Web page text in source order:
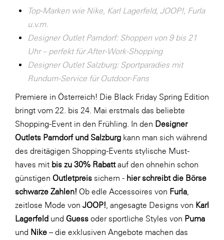
GBV - Verband gemeinnütziger
Bauvereinigungen
Getzner Werkstoffe
Heimat Österreich
ikp
Johnson & Johnson
JELD-WEN DANA
kosaplaner
LAT Nitrogen
Libro
Lidl Österreich
Die Menü-Manufaktur
Top-Marken wie Nike, Karl Lagerfeld, JOOP!, Furla
u.v.m.
Designer Outlet Parndorf: Shoppen von 9 bis 21
Uhr – perfekt für After-Work-Shopping
Designer Outlet Salzburg: Sportparadies mit
Rundum-Service für Outdoor-Fans
Premiere in Österreich! Die Black Friday Spring Edition
bringt vom 22. bis 24. Mai erstmals das beliebte
Shopping-Event in den Frühling. In den Designer
Outlets Parndorf und Salzburg kann man sich während
des dreitägigen Shopping-Events stylische Must-
haves mit bis zu 30% Rabattauf den ohnehin schon
günstigen Outletpreis sichern - hier schreibt die Börse
schwarze Zahlen! Ob edle Accessoires von Furla
zeitlose Mode von JOOP! , angesagte Designs von Karl
Lagerfeld und Guess oder sportliche Styles von Puma
und Nike – die exklusiven Angebote machen das